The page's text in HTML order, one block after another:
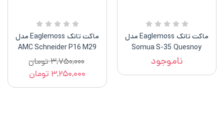
ماکت تانک Eaglemoss مدل
Somua S-35 Quesnoy
France
ناموجود
ماکت تانک Eaglemoss مدل
AMC Schneider P16 M29
۳,۷۵۰,۰۰۰تومان
۳,۲۵۰,۰۰۰ تومان